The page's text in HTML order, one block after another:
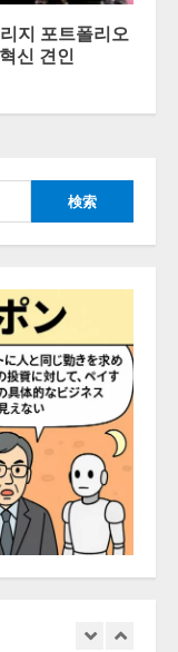
지 포트폴리오
신 견인
導入・活用に関
でのAI導入・
ている」と回
エンジニア油
」「営業領域
開発とAI研究
ドローン操縦を
コーチ」をリ
AIプラットフ
よび新サービ